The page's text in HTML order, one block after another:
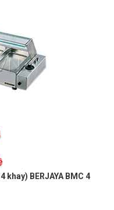
BERJAYA BMC 4